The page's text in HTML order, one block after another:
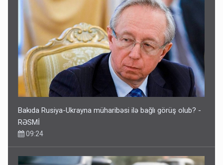
Bakıda Rusiya-Ukrayna müharibəsi ilə bağlı görüş olub? -
RƏSMİ
09:24